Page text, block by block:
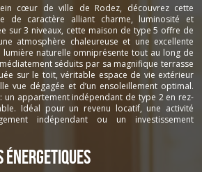
€
seront intégralement à la
:
:2 000 €
cœur de ville de Rodez, découvrez cette
de caractère alliant charme, luminosité et
sur 3 niveaux, cette maison de type 5 offre de
atmosphère chaleureuse et une excellente
naturelle omniprésente tout au long de
séduits par sa magnifique terrasse
sur le toit, véritable espace de vie extérieur
vue dégagée et d’un ensoleillement optimal.
un appartement indépendant de type 2 en rez-
Idéal pour un revenu locatif, une activité
indépendant ou un investissement